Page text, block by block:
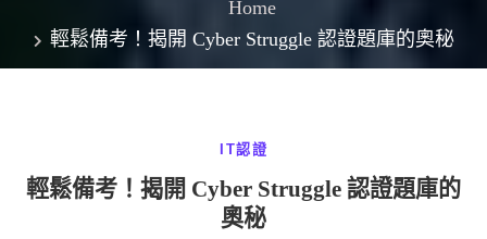
Home
輕鬆備考！揭開 Cyber Struggle 認證題庫的奧秘
IT認證
輕鬆備考！揭開 Cyber Struggle 認證題庫的
奧秘